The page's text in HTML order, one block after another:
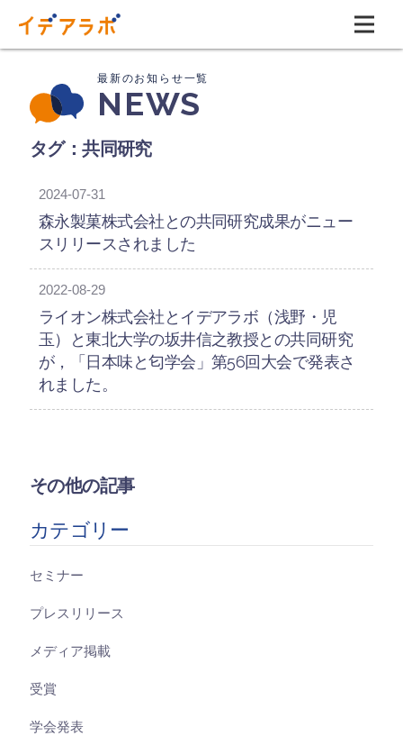
NEWS
タグ：共同研究
2024-07-31
森永製菓株式会社との共同研究成果がニュー
スリリースされました
2022-08-29
ライオン株式会社とイデアラボ（浅野・児
玉）と東北大学の坂井信之教授との共同研究
が，「日本味と匂学会」第56回大会で発表さ
れました。
その他の記事
カテゴリー
セミナー
プレスリリース
メディア掲載
受賞
学会発表